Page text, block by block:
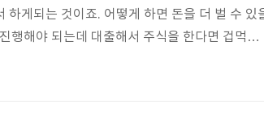
하게되는 것이죠. 어떻게 하면 돈을 더 벌 수 있
행해야 되는데 대출해서 주식을 한다면 겁먹은
한 것 부터 시작을 해서 감당 할 수 있는 돈으로